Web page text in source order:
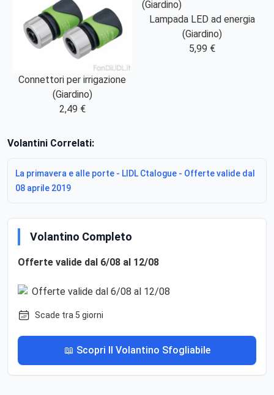
Connettori per irrigazione
(Giardino)
2,49 €
Lampada LED ad energia
(Giardino)
5,99 €
Volantini Correlati:
La primavera e alle porte - LIDL Ctalogue - Offerte valide dal
08 aprile 2019
Volantino Completo
Offerte valide dal 6/08 al 12/08
Scade tra 5 giorni
📖 Scopri Il Volantino Sfogliabile